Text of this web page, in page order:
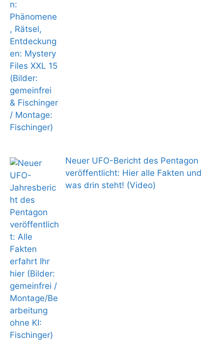
Neuer UFO-Bericht des Pentagon
veröffentlicht: Hier alle Fakten und
was drin steht! (Video)